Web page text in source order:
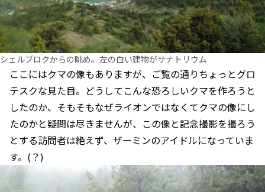
シェルブロクからの眺め。左の白い建物がサナトリウム
ここにはクマの像もありますが、ご覧の通りちょっとグロ
テスクな見た目。どうしてこんな恐ろしいクマを作ろうと
したのか、そもそもなぜライオンではなくてクマの像にし
たのかと疑問は尽きませんが、この像と記念撮影を撮ろう
とする訪問者は絶えず、ザーミンのアイドルになっていま
す。(？)